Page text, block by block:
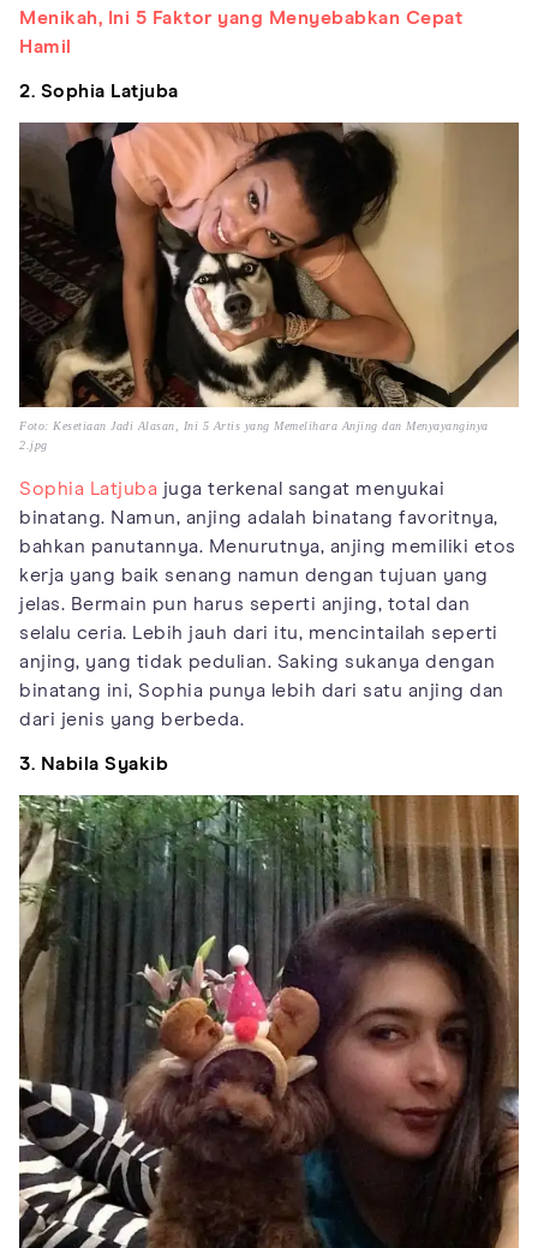
Menikah, Ini 5 Faktor yang Menyebabkan Cepat
Hamil
2. Sophia Latjuba
Foto: Kesetiaan Jadi Alasan, Ini 5 Artis yang Memelihara Anjing dan Menyayanginya
2.jpg
Sophia Latjuba juga terkenal sangat menyukai
binatang. Namun, anjing adalah binatang favoritnya,
bahkan panutannya. Menurutnya, anjing memiliki etos
kerja yang baik senang namun dengan tujuan yang
jelas. Bermain pun harus seperti anjing, total dan
selalu ceria. Lebih jauh dari itu, mencintailah seperti
anjing, yang tidak pedulian. Saking sukanya dengan
binatang ini, Sophia punya lebih dari satu anjing dan
dari jenis yang berbeda.
3. Nabila Syakib